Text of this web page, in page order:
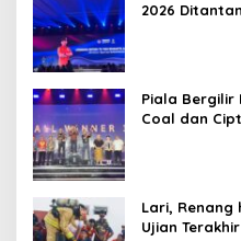
2026
Piala Bergilir
Coal dan
Lari, Renang
Ujian